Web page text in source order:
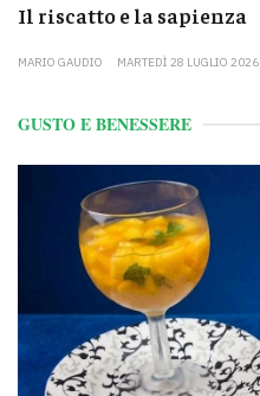
Il riscatto e la sapienza
MARIO GAUDIO MARTEDÌ 28 LUGLIO 2026
GUSTO E BENESSERE